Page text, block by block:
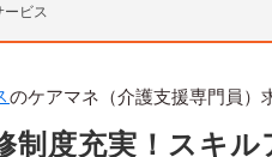
ービス
のケアマネ（介護支援専門員）
制度充実！スキル